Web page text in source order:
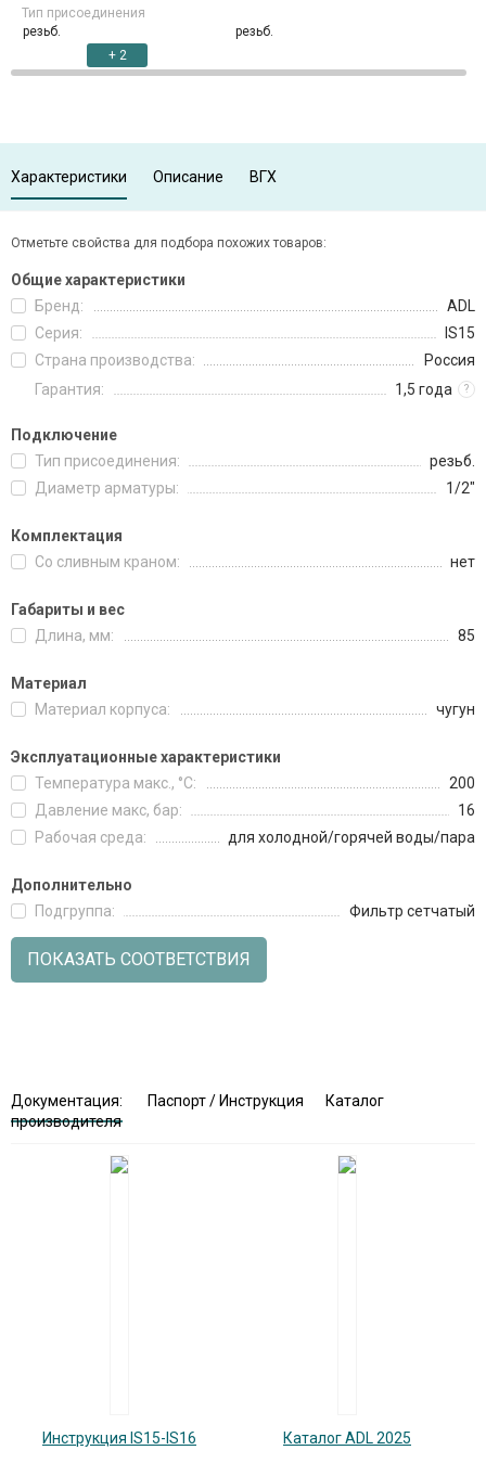
Тип присоединения
резьб.
резьб.
+ 2
Характеристики Описание ВГХ
Отметьте свойства для подбора похожих товаров:
Общие характеристики
Бренд:
ADL
Серия:
IS15
Страна производства:
Россия
Гарантия:
1,5 года ?
Подключение
Тип присоединения:
резьб.
Диаметр арматуры:
1/2"
Комплектация
Со сливным краном:
нет
Габариты и вес
Длина, мм:
85
Материал
Материал корпуса:
чугун
Эксплуатационные характеристики
Температура макс., °C:
200
Давление макc, бар:
16
Рабочая среда:
для холодной/горячей воды/пара
Дополнительно
Подгруппа:
Фильтр сетчатый
ПОКАЗАТЬ СООТВЕТСТВИЯ
Документация: Паспорт / Инструкция
Каталог
производителя
Инструкция IS15-IS16 Каталог ADL 2025